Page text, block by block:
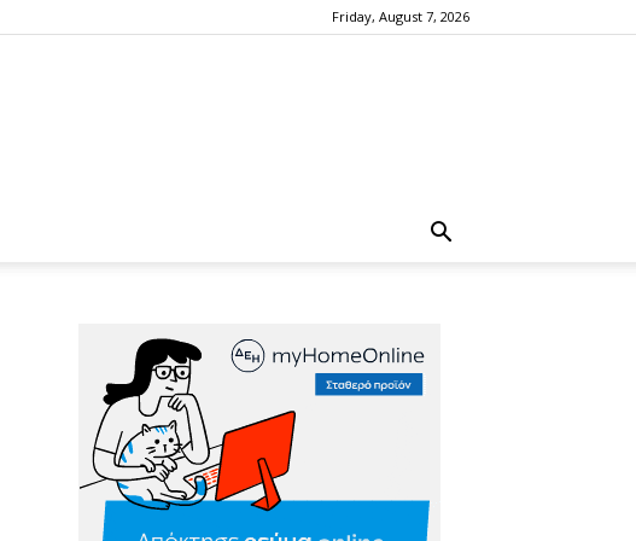
Friday, August 7, 2026